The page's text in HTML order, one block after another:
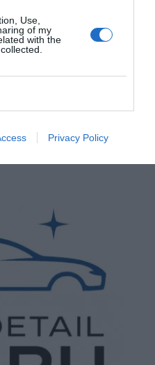
Use,
of my
with the
Privacy Policy